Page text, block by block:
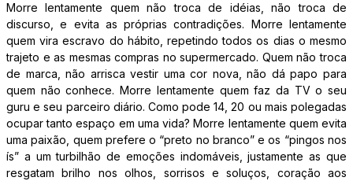
Morre lentamente quem não troca de idéias, não troca de
discurso, e evita as próprias contradições. Morre lentamente
quem vira escravo do hábito, repetindo todos os dias o mesmo
trajeto e as mesmas compras no supermercado. Quem não troca
de marca, não arrisca vestir uma cor nova, não dá papo para
quem não conhece. Morre lentamente quem faz da TV o seu
guru e seu parceiro diário. Como pode 14, 20 ou mais polegadas
ocupar tanto espaço em uma vida? Morre lentamente quem evita
uma paixão, quem prefere o “preto no branco” e os “pingos nos
ís” a um turbilhão de emoções indomáveis, justamente as que
resgatam brilho nos olhos, sorrisos e soluços, coração aos